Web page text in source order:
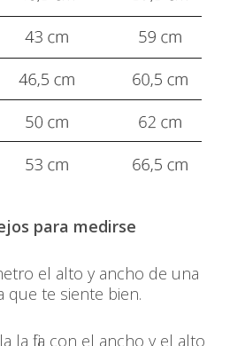
para medirse
el alto y ancho de una
que te siente bien.
la fila con el ancho y el alto